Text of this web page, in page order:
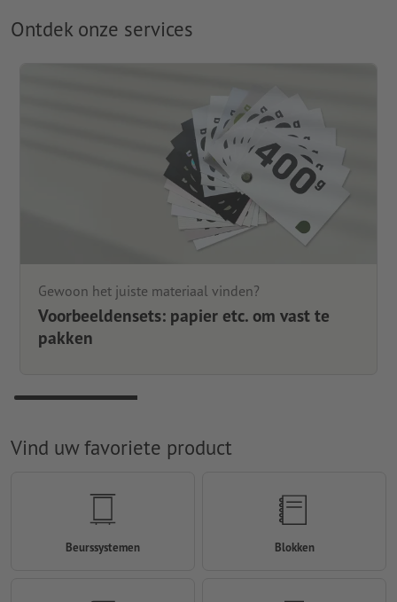
Ontdek onze services
Gewoon het juiste materiaal vinden?
Voorbeeldensets: papier etc. om vast te
pakken
Vind uw favoriete product
Beurssystemen Blokken